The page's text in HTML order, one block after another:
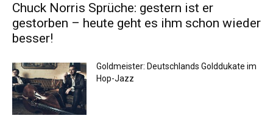
Chuck Norris Sprüche: gestern ist er
gestorben – heute geht es ihm schon wieder
besser!
Goldmeister: Deutschlands Golddukate im
Hop-Jazz